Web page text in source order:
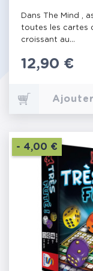
Dans The Mind ,
toutes les cartes
croissant au...
Prix
12,90 €
- 4,00 €